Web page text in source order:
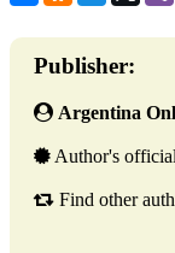
Publisher:
Argentina
Author's
Find other